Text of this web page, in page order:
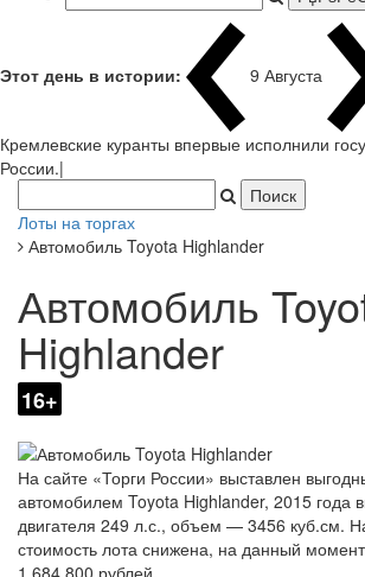
Этот день в истории: 9 Августа
Кремлевские куранты впервые исполнили
России.|
Лоты на торгах
Автомобиль Toyota Highlander
Автомобиль
Highlander
16+
На сайте «Торги России» выставлен
автомобилем Toyota Highlander, 2015 года
двигателя 249 л.с., объем — 3456 куб.см.
стоимость лота снижена, на данный